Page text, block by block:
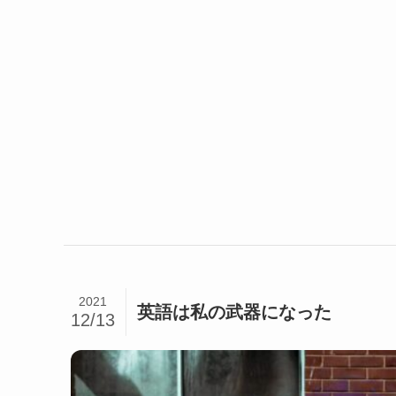
英語は私の武器になった
2021
12/13